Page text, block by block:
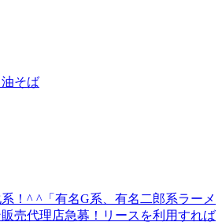
そば
！^ ^「有名G系、有名二郎系ラーメ
売代理店急募！リースを利用すれば